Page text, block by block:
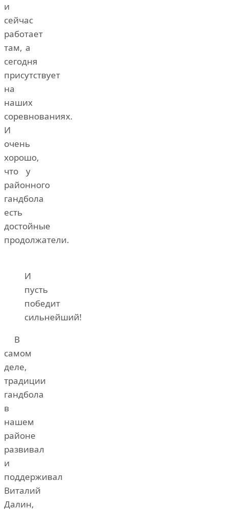
и
сейчас
работает
там, а
сегодня
присутствует
на
наших
соревнованиях.
И
очень
хорошо,
что у
районного
гандбола
есть
достойные
продолжатели.
И
пусть
победит
сильнейший!
В
самом
деле,
традиции
гандбола
в
нашем
районе
развивал
и
поддерживал
Виталий
Далин,